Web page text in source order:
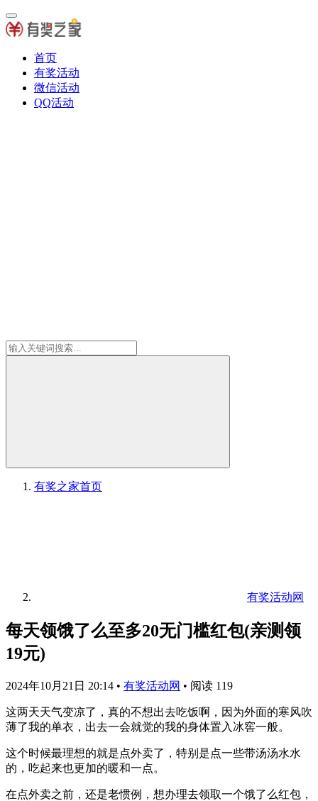
首页
有奖活动
微信活动
QQ活动
有奖之家首页
有奖活动网
每天领饿了么至多20无门槛红包(亲测领
19元)
2024年10月21日 20:14 • 有奖活动网 • 阅读 119
这两天天气变凉了，真的不想出去吃饭啊，因为外面的寒风吹
薄了我的单衣，出去一会就觉的我的身体置入冰窖一般。
这个时候最理想的就是点外卖了，特别是点一些带汤汤水水
的，吃起来也更加的暖和一点。
在点外卖之前，还是老惯例，想办理去领取一个饿了么红包，